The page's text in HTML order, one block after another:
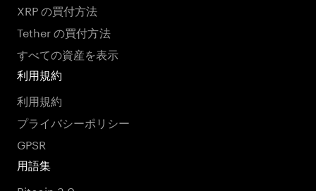
XRP の買付方法
Tether の買付方法
すべての資産を表示
利用規約
利用規約
プライバシーポリシー
GPSR
用語集